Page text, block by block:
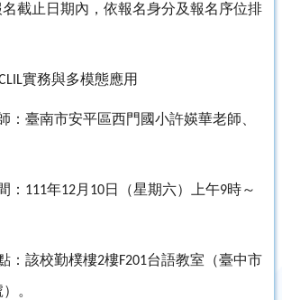
截止日期內，依報名身分及報名序位排
實務與多模態應用
：臺南市安平區西門國小許媖華老師、
： 111年12月 10日（星期六）上午9時～
：該校勤樸樓2樓F201台語教室（臺中市
。